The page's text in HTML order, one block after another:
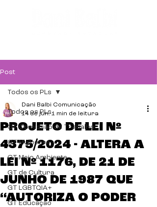
Post
Todos os PLs
GT Comissão de Trabalho
GT Mulheres
GT Meio Ambiente
GT de Cultura
GT LGBTQIA+
GT Educação
Todos os PLs
PROJETO DE LEI Nº
4375/2024 - ALTERA A
LEI Nº 1176, DE 21 DE
JUNHO DE 1987 QUE
“AUTORIZA O PODER
Dani Balbi Comunicação
14 de jun. 1 min de leitura